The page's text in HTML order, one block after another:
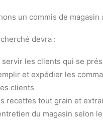
un commis de
devra :
servir les clients qui se
et expédier les
clients
recettes tout grain et
du magasin selon